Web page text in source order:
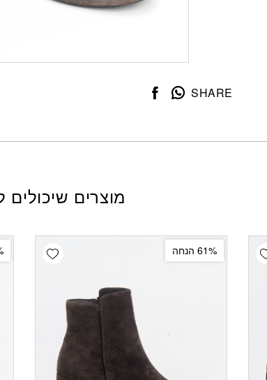
SHARE
מוצרים שיכולים
Add wishlist
wishlist 61% הנחה